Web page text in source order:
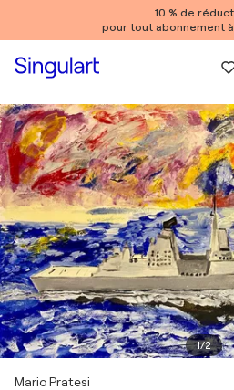
10 % de
pour tout abonnement
1/2
Mario Pratesi